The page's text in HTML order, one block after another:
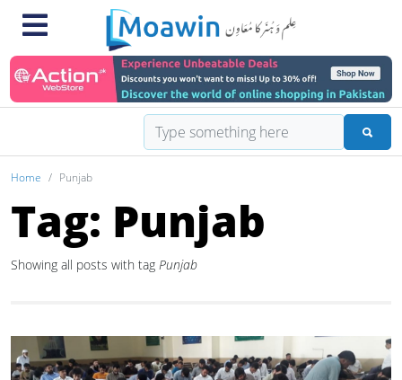
Home Punjab
Tag: Punjab
Showing all posts with tag Punjab